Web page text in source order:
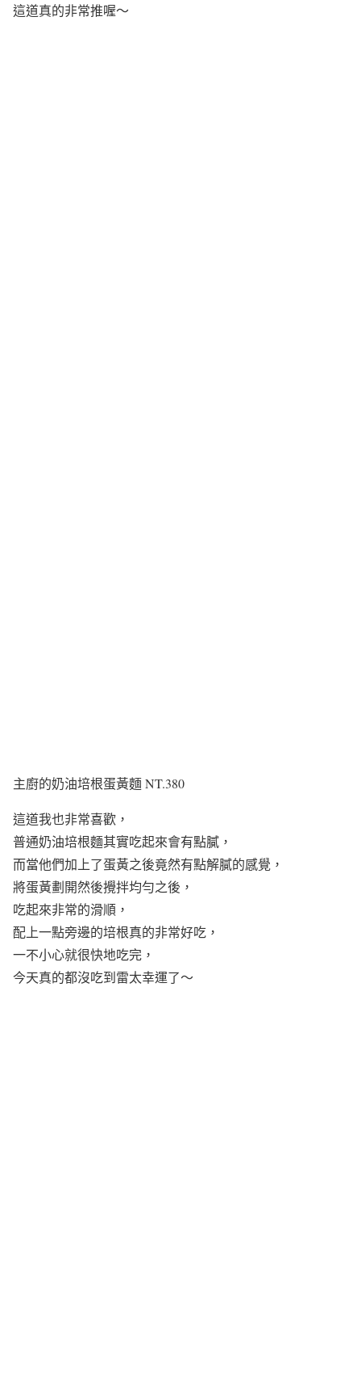
這道真的非常推喔～
主廚的奶油培根蛋黃麵 NT.380
這道我也非常喜歡，
普通奶油培根麵其實吃起來會有點膩，
而當他們加上了蛋黃之後竟然有點解膩的感覺，
將蛋黃劃開然後攪拌均勻之後，
吃起來非常的滑順，
配上一點旁邊的培根真的非常好吃，
一不小心就很快地吃完，
今天真的都沒吃到雷太幸運了～